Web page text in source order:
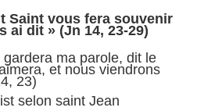
Saint vous fera souvenir
ai dit » (Jn 14, 23-29)
gardera ma parole, dit le
et nous viendrons
23)
selon saint Jean